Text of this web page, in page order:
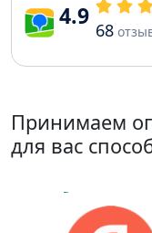
4.9 68
Принимаем
для вас